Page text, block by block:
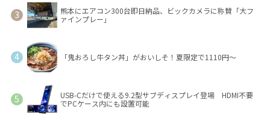
熊本にエアコン300台即日納品、ビックカメラに称賛「大フ
ァインプレー」
「鬼おろし牛タン丼」がおいしそ！夏限定で1110円～
USB-Cだけで使える9.2型サブディスプレイ登場 HDMI不要
でPCケース内にも設置可能